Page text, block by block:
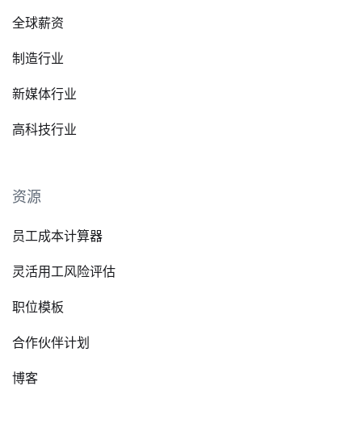
全球薪资
制造行业
新媒体行业
高科技行业
资源
员工成本计算器
灵活用工风险评估
职位模板
合作伙伴计划
博客